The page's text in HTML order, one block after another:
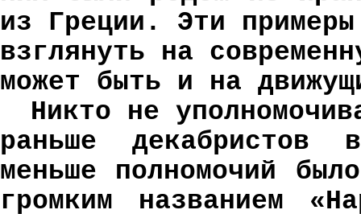
из Греции. Эти
взглянуть на
может быть и на
Никто не
раньше декабристов
меньше полномочий
громким названием